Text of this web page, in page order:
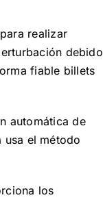
realizar
debido
fiable billets
automática de
el método
los